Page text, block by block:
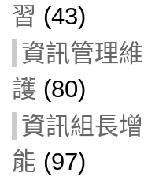
習 (43)
資訊管理維
護 (80)
資訊組長增
能 (97)